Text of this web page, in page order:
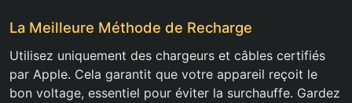
La Meilleure Méthode de Recharge
Utilisez uniquement des chargeurs et câbles certifiés
par Apple. Cela garantit que votre appareil reçoit le
bon voltage, essentiel pour éviter la surchauffe. Gardez